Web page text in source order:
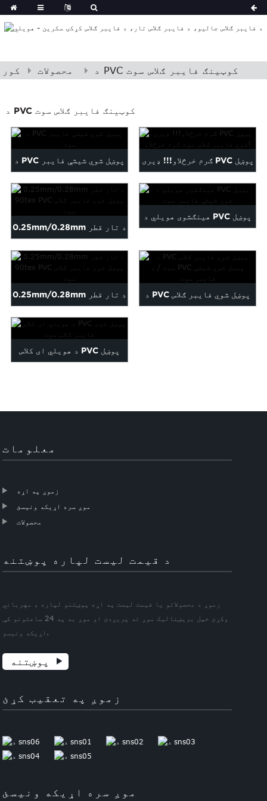
کور محصولات د PVC کوټینګ فایبر ګلاس سوت
د PVC کوټینګ فایبر ګلاس سوت
د PVC پوښل شوي شیشې فایبر
سوت
ګرم خرڅلاو!!! ډیری PVC پوښل
شوي فایبر ګلاس سوت ګرم ...
0.25mm/0.28mm د تار قطر
90tex PVC لیپت شوی فای...
هینګشوی هویلي د PVC پوښل
0.25mm/0.28mm د تار قطر
90tex PVC لیپت شوی فای...
د PVC پوښل شوي فایبر ګلاس
د هویلي ای کلاس PVC پوښل
معلومات
زموږ په اړه
موږ سره اړیکه ونیسئ
محصولات
د قیمت لیست لپاره پوښتنه
زموږ د محصولاتو یا قیمت لیست په اړه پوښتنو لپاره ، مهرباني
وکړئ خپل بریښنالیک موږ ته پریږدئ او موږ به په 24 ساعتونو کې
اړیکه ونیسو.
پوښتنه
زموږ په تعقیب کړئ
موږ سره اړیکه ونیسئ